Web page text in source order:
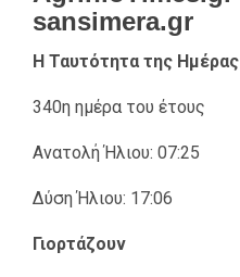
sansimera.gr
Η Ταυτότητα της Ημέρας
340η ημέρα του έτους
Ανατολή Ήλιου: 07:25
Δύση Ήλιου: 17:06
Γιορτάζουν